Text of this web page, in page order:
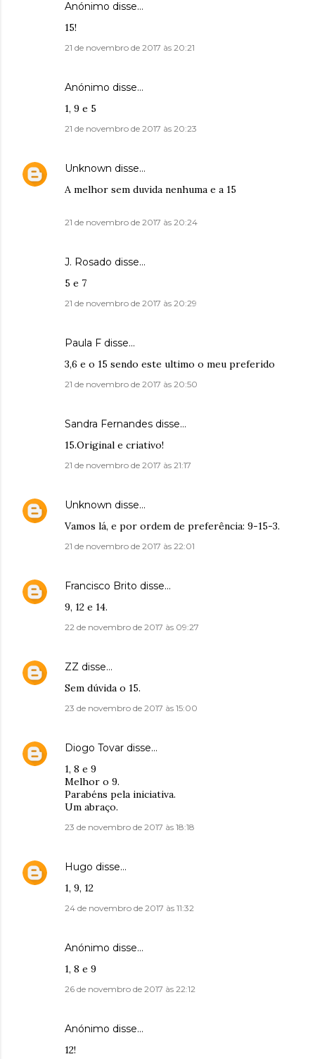
Anónimo disse…
15!
21 de novembro de 2017 às 20:21
Anónimo disse…
1, 9 e 5
21 de novembro de 2017 às 20:23
Unknown disse…
A melhor sem duvida nenhuma e a 15
21 de novembro de 2017 às 20:24
J. Rosado disse…
5 e 7
21 de novembro de 2017 às 20:29
Paula F disse…
3,6 e o 15 sendo este ultimo o meu preferido
21 de novembro de 2017 às 20:50
Sandra Fernandes disse…
15.Original e criativo!
21 de novembro de 2017 às 21:17
Unknown disse…
Vamos lá, e por ordem de preferência: 9-15-3.
21 de novembro de 2017 às 22:01
Francisco Brito disse…
9, 12 e 14.
22 de novembro de 2017 às 09:27
ZZ disse…
Sem dúvida o 15.
23 de novembro de 2017 às 15:00
Diogo Tovar disse…
1, 8 e 9
Melhor o 9.
Parabéns pela iniciativa.
Um abraço.
23 de novembro de 2017 às 18:18
Hugo disse…
1, 9, 12
24 de novembro de 2017 às 11:32
Anónimo disse…
1, 8 e 9
26 de novembro de 2017 às 22:12
Anónimo disse…
12!